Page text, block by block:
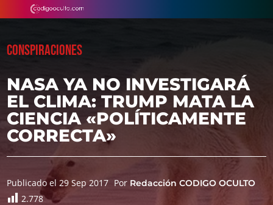
CONSPIRACIONES
NASA YA NO INVESTIGARÁ
EL CLIMA: TRUMP MATA LA
CIENCIA «POLÍTICAMENTE
CORRECTA»
Publicado el 29 Sep 2017 Por Redacción CODIGO OCULTO
2.778